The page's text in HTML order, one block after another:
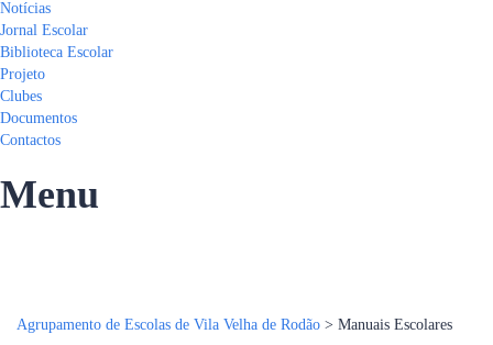
Notícias
Jornal Escolar
Biblioteca Escolar
Projeto
Clubes
Documentos
Contactos
Menu
Agrupamento de Escolas de Vila Velha de Rodão > Manuais Escolares